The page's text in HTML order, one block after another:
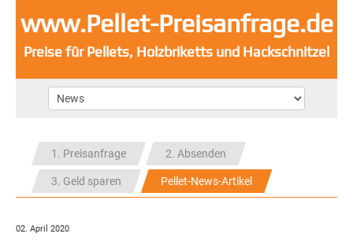
www.Pellet-Preisanfrage.de
Preise für Pellets, Holzbriketts und Hackschnitzel
1. Preisanfrage 2. Absenden
3. Geld sparen Pellet-News-Artikel
02. April 2020